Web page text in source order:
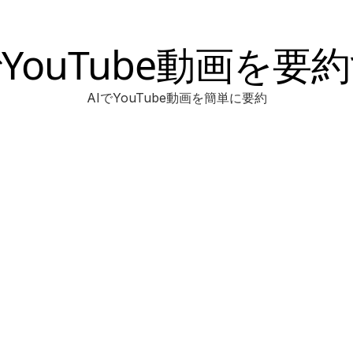
動画を要
AIでYouTube動画を簡単に要約